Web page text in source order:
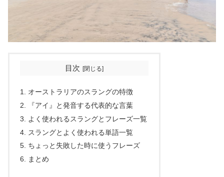
目次
オーストラリアのスラングの特徴
『アイ』と発音する代表的な言葉
よく使われるスラングとフレーズ一覧
スラングとよく使われる単語一覧
ちょっと失敗した時に使うフレーズ
まとめ